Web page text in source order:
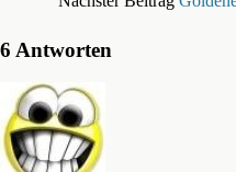
6 Antworten